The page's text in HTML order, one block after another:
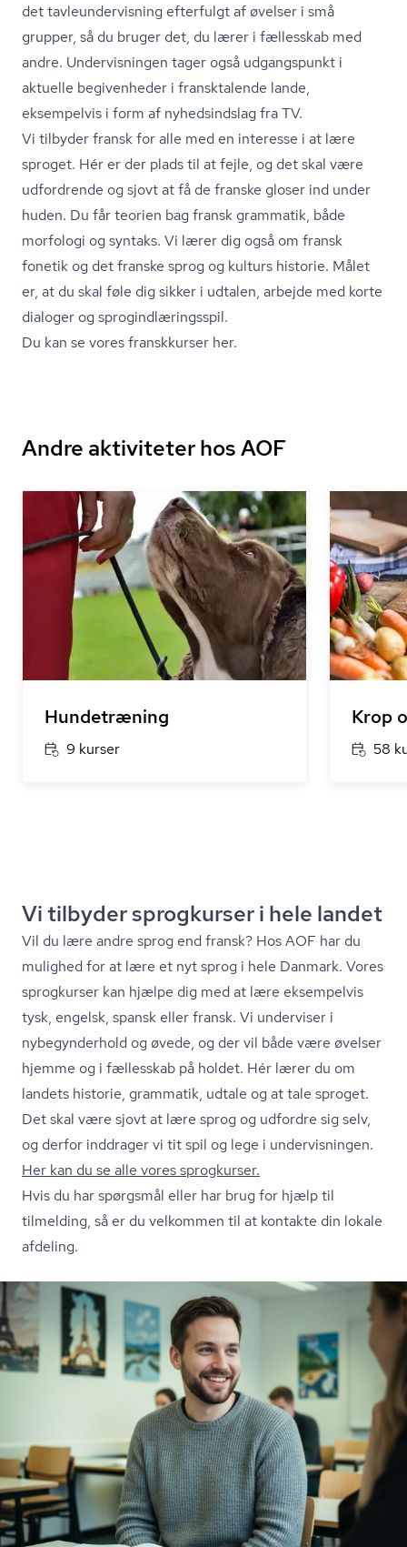
det tavle­un­der­vis­ning efterfulgt af øvelser i små
grupper, så du bruger det, du lærer i fællesskab med
andre. Undervisningen tager også udgangspunkt i
aktuelle begivenheder i fransktalende lande,
eksempelvis i form af nyhedsindslag fra TV.
Vi tilbyder fransk for alle med en interesse i at lære
sproget. Hér er der plads til at fejle, og det skal være
udfordrende og sjovt at få de franske gloser ind under
huden. Du får teorien bag fransk grammatik, både
morfologi og syntaks. Vi lærer dig også om fransk
fonetik og det franske sprog og kulturs historie. Målet
er, at du skal føle dig sikker i udtalen, arbejde med korte
dialoger og spro­gind­læ­rings­spil.
Du kan se vores franskkurser her.
Andre aktiviteter hos AOF
Hundetræning
9 kurser
Krop
58
Vi tilbyder sprogkurser i hele landet
Vil du lære andre sprog end fransk? Hos AOF har du
mulighed for at lære et nyt sprog i hele Danmark. Vores
sprogkurser kan hjælpe dig med at lære eksempelvis
tysk, engelsk, spansk eller fransk. Vi underviser i
nybegynderhold og øvede, og der vil både være øvelser
hjemme og i fællesskab på holdet. Hér lærer du om
landets historie, grammatik, udtale og at tale sproget.
Det skal være sjovt at lære sprog og udfordre sig selv,
og derfor inddrager vi tit spil og lege i undervisningen.
Her kan du se alle vores sprogkurser.
Hvis du har spørgsmål eller har brug for hjælp til
tilmelding, så er du velkommen til at kontakte din lokale
afdeling.